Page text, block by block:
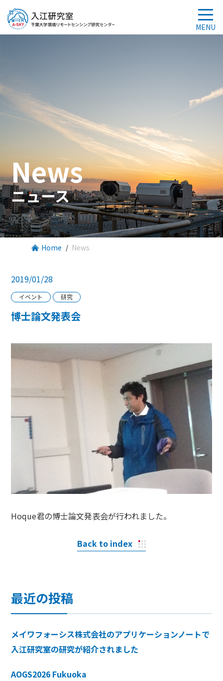
News
ニュース
Home News
2019/01/28
イベント 研究
博士論文発表会
Hoque君の博士論文発表会が行われました。
Back to index
最近の投稿
メイワフォーシス株式会社のアプリケーションノートで
入江研究室の研究が紹介されました
AOGS2026 Fukuoka